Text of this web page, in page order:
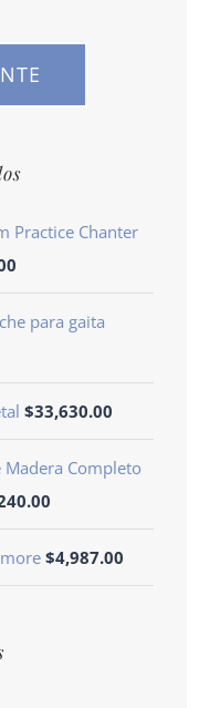
Practice Chanter
para gaita
$33,630.00
Madera Completo
$4,987.00